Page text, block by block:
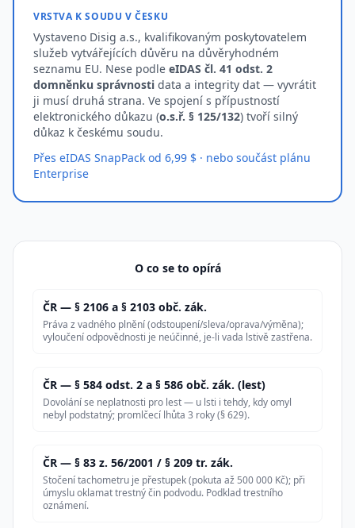
VRSTVA K SOUDU V ČESKU
Vystaveno Disig a.s., kvalifikovaným poskytovatelem
služeb vytvářejících důvěru na důvěryhodném
seznamu EU. Nese podle eIDAS čl. 41 odst. 2
domněnku správnosti data a integrity dat — vyvrátit
ji musí druhá strana. Ve spojení s přípustností
elektronického důkazu (o.s.ř. § 125/132) tvoří silný
důkaz k českému soudu.
Přes eIDAS SnapPack od 6,99 $ · nebo součást plánu
Enterprise
O co se to opírá
ČR — § 2106 a § 2103 obč. zák.
Práva z vadného plnění (odstoupení/sleva/oprava/výměna);
vyloučení odpovědnosti je neúčinné, je-li vada lstivě zastřena.
ČR — § 584 odst. 2 a § 586 obč. zák. (lest)
Dovolání se neplatnosti pro lest — u lsti i tehdy, kdy omyl
nebyl podstatný; promlčecí lhůta 3 roky (§ 629).
ČR — § 83 z. 56/2001 / § 209 tr. zák.
Stočení tachometru je přestupek (pokuta až 500 000 Kč); při
úmyslu oklamat trestný čin podvodu. Podklad trestního
oznámení.